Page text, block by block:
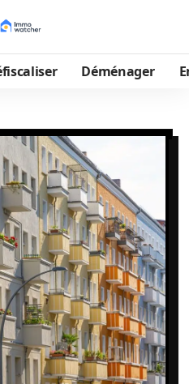
Déménager